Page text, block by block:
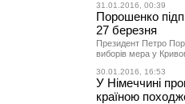
31.01.2016, 00:39
Порошенко
27 березня
Президент Петро
виборів мера у
30.01.2016, 16:53
У Німеччині
країною